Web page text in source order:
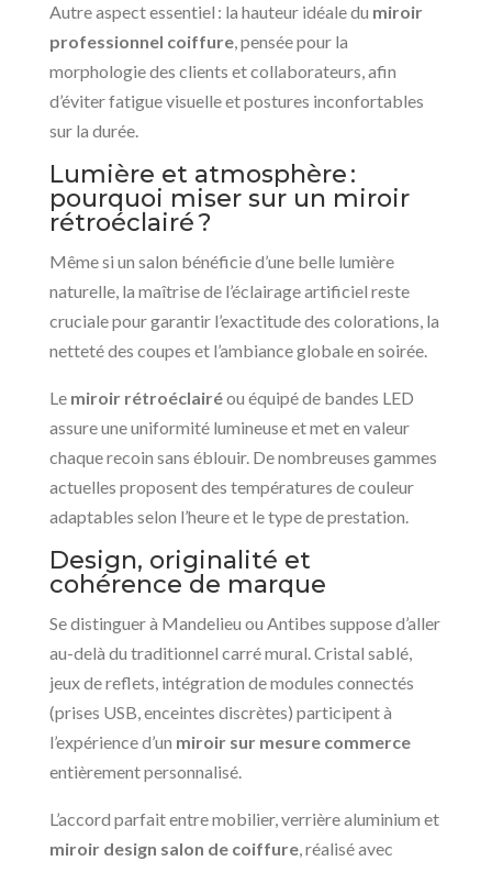
Autre aspect essentiel : la hauteur idéale du miroir
professionnel coiffure, pensée pour la
morphologie des clients et collaborateurs, afin
d’éviter fatigue visuelle et postures inconfortables
sur la durée.
Lumière et atmosphère :
pourquoi miser sur un miroir
rétroéclairé ?
Même si un salon bénéficie d’une belle lumière
naturelle, la maîtrise de l’éclairage artificiel reste
cruciale pour garantir l’exactitude des colorations, la
netteté des coupes et l’ambiance globale en soirée.
Le miroir rétroéclairéou équipé de bandes LED
assure une uniformité lumineuse et met en valeur
chaque recoin sans éblouir. De nombreuses gammes
actuelles proposent des températures de couleur
adaptables selon l’heure et le type de prestation.
Design, originalité et
cohérence de marque
Se distinguer à Mandelieu ou Antibes suppose d’aller
au-delà du traditionnel carré mural. Cristal sablé,
jeux de reflets, intégration de modules connectés
(prises USB, enceintes discrètes) participent à
l’expérience d’un miroir sur mesure commerce
entièrement personnalisé.
L’accord parfait entre mobilier, verrière aluminium et
miroir design salon de coiffure, réalisé avec